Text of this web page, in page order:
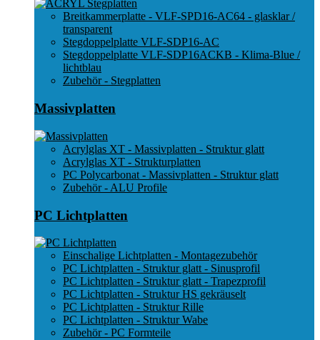
Breitkammerplatte - VLF-SPD16-AC64 - glasklar /
transparent
Stegdoppelplatte VLF-SDP16-AC
Stegdoppelplatte VLF-SDP16ACKB - Klima-Blue /
lichtblau
Zubehör - Stegplatten
Massivplatten
Acrylglas XT - Massivplatten - Struktur glatt
Acrylglas XT - Strukturplatten
PC Polycarbonat - Massivplatten - Struktur glatt
Zubehör - ALU Profile
PC Lichtplatten
Einschalige Lichtplatten - Montagezubehör
PC Lichtplatten - Struktur glatt - Sinusprofil
PC Lichtplatten - Struktur glatt - Trapezprofil
PC Lichtplatten - Struktur HS gekräuselt
PC Lichtplatten - Struktur Rille
PC Lichtplatten - Struktur Wabe
Zubehör - PC Formteile